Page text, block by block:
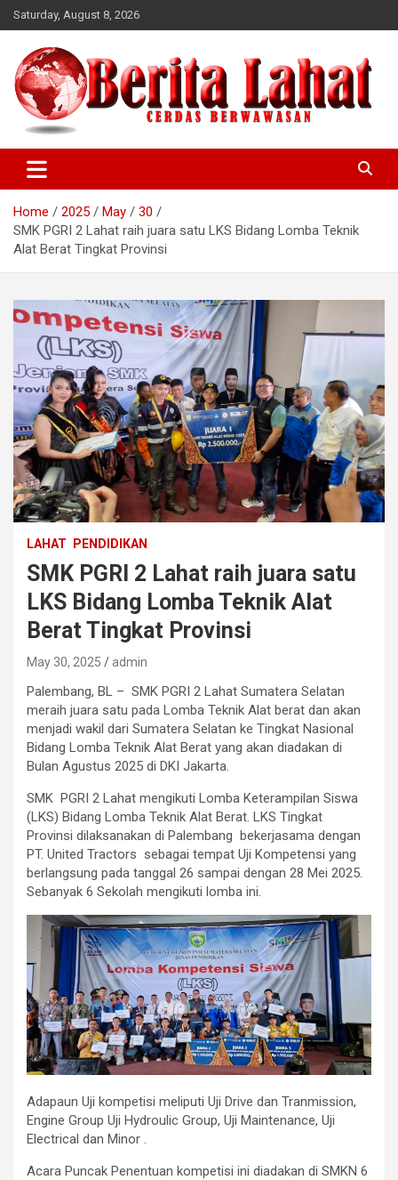
Skip
to
content
Saturday, August 8, 2026
Cerdas
Home 2025 May
30
SMK PGRI 2 Lahat raih juara satu LKS Bidang Lomba Teknik
Alat Berat Tingkat Provinsi
LAHAT PENDIDIKAN
SMK PGRI 2 Lahat raih juara satu
LKS Bidang Lomba Teknik Alat
Berat Tingkat Provinsi
May 30, 2025 admin
Palembang, BL – SMK PGRI 2 Lahat Sumatera Selatan
meraih juara satu pada Lomba Teknik Alat berat dan akan
menjadi wakil dari Sumatera Selatan ke Tingkat Nasional
Bidang Lomba Teknik Alat Berat yang akan diadakan di
Bulan Agustus 2025 di DKI Jakarta.
SMK PGRI 2 Lahat mengikuti Lomba Keterampilan Siswa
(LKS) Bidang Lomba Teknik Alat Berat. LKS Tingkat
Provinsi dilaksanakan di Palembang bekerjasama dengan
PT. United Tractors sebagai tempat Uji Kompetensi yang
berlangsung pada tanggal 26 sampai dengan 28 Mei 2025.
Sebanyak 6 Sekolah mengikuti lomba ini.
Adapaun Uji kompetisi meliputi Uji Drive dan Tranmission,
Engine Group Uji Hydroulic Group, Uji Maintenance, Uji
Electrical dan Minor .
Acara Puncak Penentuan kompetisi ini diadakan di SMKN 6